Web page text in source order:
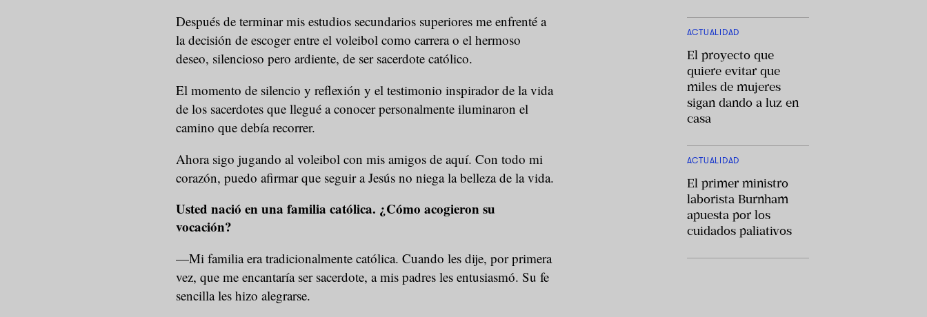
Después de terminar mis estudios secundarios superiores me enfrenté a
la decisión de escoger entre el voleibol como carrera o el hermoso
deseo, silencioso pero ardiente, de ser sacerdote católico.
El momento de silencio y reflexión y el testimonio inspirador de la vida
de los sacerdotes que llegué a conocer personalmente iluminaron el
camino que debía recorrer.
Ahora sigo jugando al voleibol con mis amigos de aquí. Con todo mi
corazón, puedo afirmar que seguir a Jesús no niega la belleza de la vida.
Usted nació en una familia católica. ¿Cómo acogieron su
vocación?
—Mi familia era tradicionalmente católica. Cuando les dije, por primera
vez, que me encantaría ser sacerdote, a mis padres les entusiasmó. Su fe
sencilla les hizo alegrarse.
ACTUALIDAD
El proyecto que
quiere evitar que
miles de mujeres
sigan dando a luz en
casa
ACTUALIDAD
El primer ministro
laborista Burnham
apuesta por los
cuidados paliativos